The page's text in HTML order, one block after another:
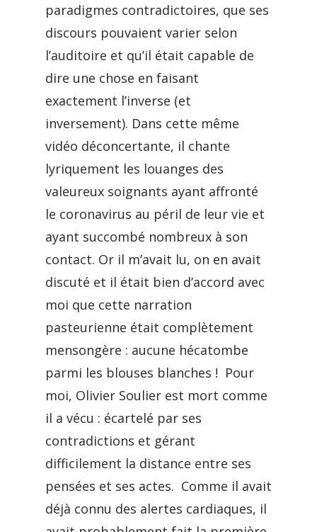
paradigmes contradictoires, que ses
discours pouvaient varier selon
l’auditoire et qu’il était capable de
dire une chose en faisant
exactement l’inverse (et
inversement). Dans cette même
vidéo déconcertante, il chante
lyriquement les louanges des
valeureux soignants ayant affronté
le coronavirus au péril de leur vie et
ayant succombé nombreux à son
contact. Or il m’avait lu, on en avait
discuté et il était bien d’accord avec
moi que cette narration
pasteurienne était complètement
mensongère : aucune hécatombe
parmi les blouses blanches ! Pour
moi, Olivier Soulier est mort comme
il a vécu : écartelé par ses
contradictions et gérant
difficilement la distance entre ses
pensées et ses actes. Comme il avait
déjà connu des alertes cardiaques, il